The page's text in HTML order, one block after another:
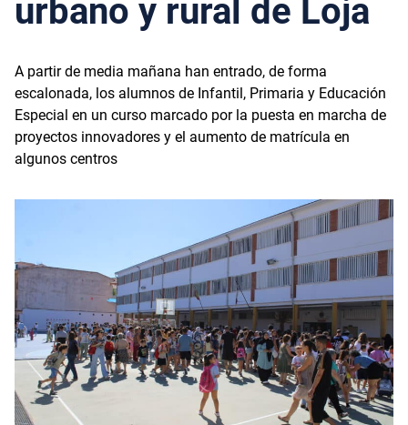
urbano y rural de Loja
A partir de media mañana han entrado, de forma
escalonada, los alumnos de Infantil, Primaria y Educación
Especial en un curso marcado por la puesta en marcha de
proyectos innovadores y el aumento de matrícula en
algunos centros